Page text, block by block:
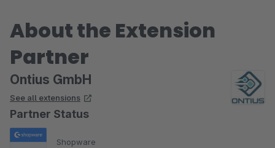
About the Extension
Partner
Ontius GmbH
See all extensions
Partner Status
Shopware